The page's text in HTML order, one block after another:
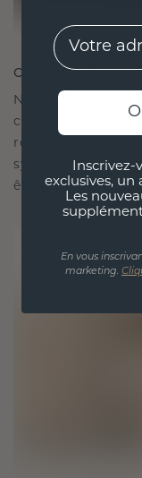
CRÉÉ POUR LA
Notre
créer des liens,
résister à
symbole
être portée et
EMail
exclusives, un
Les
En vous
marketing.